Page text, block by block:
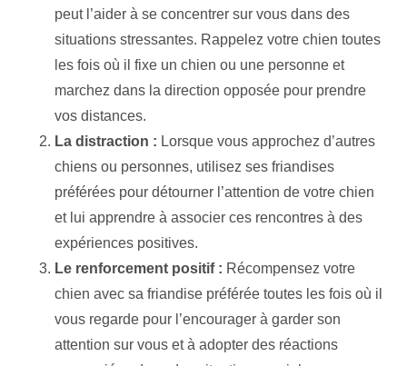
peut l’aider à se concentrer sur vous dans des
situations stressantes. Rappelez votre chien toutes
les fois où il fixe un chien ou une personne et
marchez dans la direction opposée pour prendre
vos distances.
La distraction : Lorsque vous approchez d’autres
chiens ou personnes, utilisez ses friandises
préférées pour détourner l’attention de votre chien
et lui apprendre à associer ces rencontres à des
expériences positives.
Le renforcement positif : Récompensez votre
chien avec sa friandise préférée toutes les fois où il
vous regarde pour l’encourager à garder son
attention sur vous et à adopter des réactions